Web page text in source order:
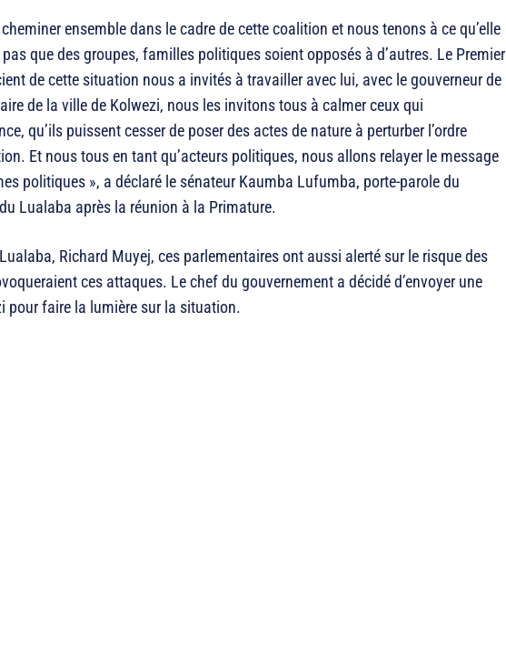
ensemble dans le cadre de cette coalition et nous tenons à ce qu’elle
que des groupes, familles politiques soient opposés à d’autres. Le Premier
de cette situation nous a invités à travailler avec lui, avec le gouverneur de
de la ville de Kolwezi, nous les invitons tous à calmer ceux qui
qu’ils puissent cesser de poser des actes de nature à perturber l’ordre
Et nous tous en tant qu’acteurs politiques, nous allons relayer le message
politiques », a déclaré le sénateur Kaumba Lufumba, porte-parole du
Lualaba après la réunion à la Primature.
Richard Muyej, ces parlementaires ont aussi alerté sur le risque des
ces attaques. Le chef du gouvernement a décidé d’envoyer une
pour faire la lumière sur la situation.